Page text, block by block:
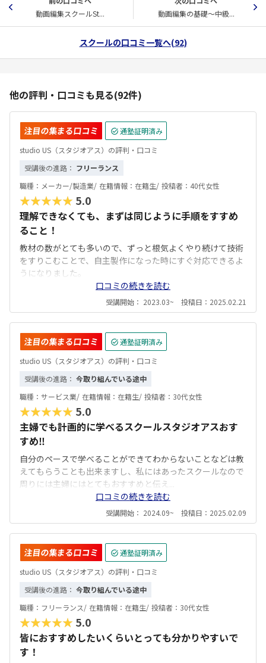
動画編集スクールSt...
動画編集の基礎～中級...
スクールの口コミ一覧へ(92)
他の評判・口コミも見る(92件)
注目の集まる口コミ
通塾証明済み
studio US（スタジオアス）の評判・口コミ
受講後の進路： フリーランス
職種： メーカー/製造業/ 在籍情報： 在籍生/ 投稿者： 40代女性
★★★★★ 5.0
理解できなくても、まずは同じように手順をすすめ
ること！
教材の数がとても多いので、ずっと根気よくやり続けて技術
をすりこむことで、自主製作になった時にすぐ対応できるよ
うになりました。
口コミの続きを読む
受講開始： 2023.03~ 投稿日：2025.02.21
注目の集まる口コミ
通塾証明済み
studio US（スタジオアス）の評判・口コミ
受講後の進路： 今取り組んでいる途中
職種： サービス業/ 在籍情報： 在籍生/ 投稿者： 30代女性
★★★★★ 5.0
主婦でも計画的に学べるスクールスタジオアスおす
すめ‼️
自分のペースで学べることができてわからないことなどは教
えてもらうことも出来ますし、私にはあったスクールなので
周りには主婦にはとてもおすすめと伝え...
口コミの続きを読む
受講開始： 2024.09~ 投稿日：2025.02.09
注目の集まる口コミ
通塾証明済み
studio US（スタジオアス）の評判・口コミ
受講後の進路： 今取り組んでいる途中
職種： フリーランス/ 在籍情報： 在籍生/ 投稿者： 30代女性
★★★★★ 5.0
皆におすすめしたいくらいとっても分かりやすいで
す！